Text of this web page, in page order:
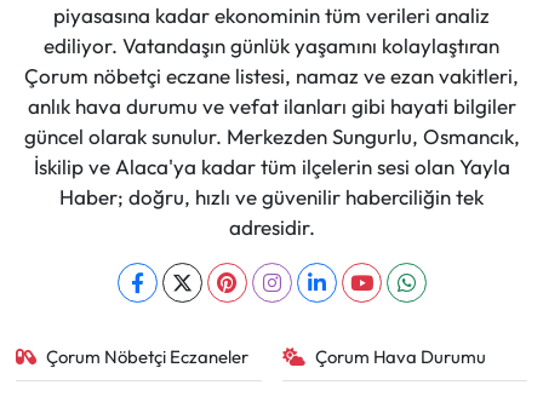
piyasasına kadar ekonominin tüm verileri analiz
ediliyor. Vatandaşın günlük yaşamını kolaylaştıran
Çorum nöbetçi eczane listesi, namaz ve ezan vakitleri,
anlık hava durumu ve vefat ilanları gibi hayati bilgiler
güncel olarak sunulur. Merkezden Sungurlu, Osmancık,
İskilip ve Alaca'ya kadar tüm ilçelerin sesi olan Yayla
Haber; doğru, hızlı ve güvenilir haberciliğin tek
adresidir.
Çorum Nöbetçi Eczaneler Çorum Hava Durumu